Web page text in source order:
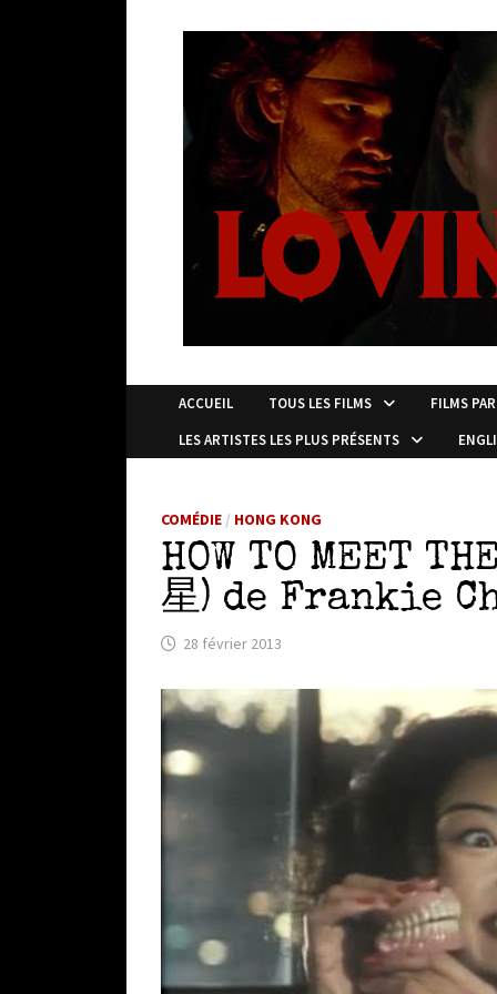
ACCUEIL TOUS LES FILMS
FILMS
LES ARTISTES LES PLUS PRÉSENTS
COMÉDIE / HONG KONG
HOW TO MEET
星) de Frankie
28 février 2013